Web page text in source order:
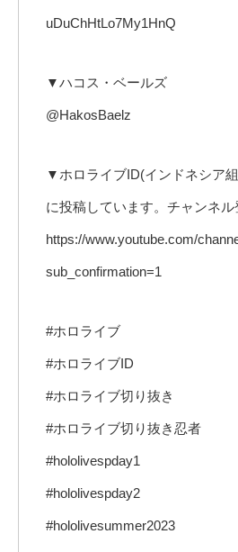
uDuChHtLo7My1HnQ
▼ハコス・ベールズ
@HakosBaelz
▼ホロライブID(インドネシア
に投稿しています。チャンネル
https://www.youtube.com/
sub_confirmation=1
#ホロライブ
#ホロライブID
#ホロライブ切り抜き
#ホロライブ切り抜き忍者
#hololivespday1
#hololivespday2
#hololivesummer2023